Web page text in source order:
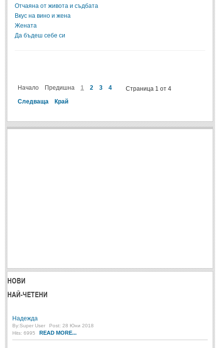
Надежда
Post: 28 Юни 2018
Щастието
Нищо не съществува
Отчаяна от живота и съдбата
Вкус на вино и жена
Жената
Да бъдеш себе си
Страница 1 от 4
Начало Предишна 1 2 3
4
Следваща
Край
НОВИ
НАЙ-ЧЕТЕНИ
Надежда
By:Super User
Post: 28 Юни 2018
Hits: 6995
READ MORE...